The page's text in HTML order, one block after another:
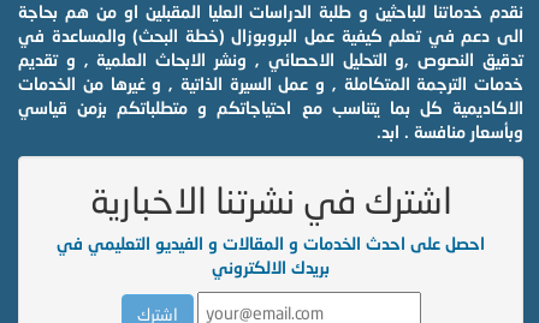
نقدم خدماتنا للباحثين و طلبة الدراسات العليا المقبلين او من هم بحاجة
الى دعم في تعلم كيفية عمل البروبوزال (خطة البحث) والمساعدة في
تدقيق النصوص ,و التحليل الاحصائي , ونشر الابحاث العلمية , و تقديم
خدمات الترجمة المتكاملة , و عمل السيرة الذاتية , و غيرها من الخدمات
الاكاديمية كل بما يتناسب مع احتياجاتكم و متطلباتكم بزمن قياسي
وبأسعار منافسة . ابد.
اشترك في نشرتنا الاخبارية
احصل على احدث الخدمات و المقالات و الفيديو التعليمي في
بريدك الالكتروني